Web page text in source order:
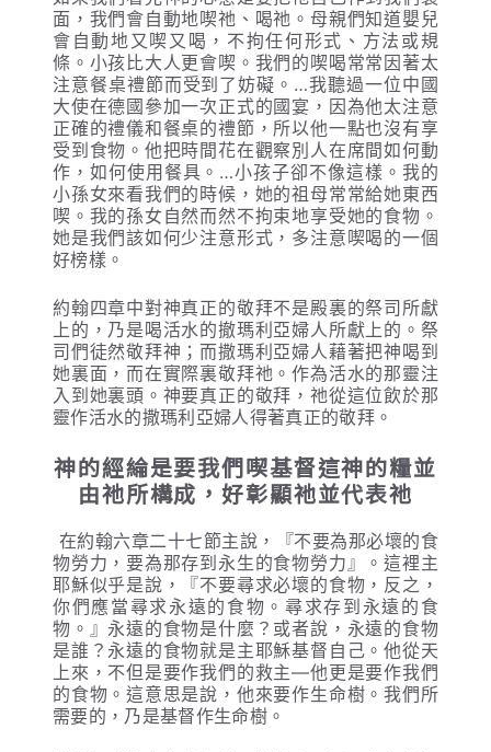
面，我們會自動地喫祂、喝祂。母親們知道嬰兒
會自動地又喫又喝，不拘任何形式、方法或規
條。小孩比大人更會喫。我們的喫喝常常因著太
注意餐桌禮節而受到了妨礙。…我聽過一位中國
大使在德國參加一次正式的國宴，因為他太注意
正確的禮儀和餐桌的禮節，所以他一點也沒有享
受到食物。他把時間花在觀察別人在席間如何動
作，如何使用餐具。…小孩子卻不像這樣。我的
小孫女來看我們的時候，她的祖母常常給她東西
喫。我的孫女自然而然不拘束地享受她的食物。
她是我們該如何少注意形式，多注意喫喝的一個
好榜樣。
約翰四章中對神真正的敬拜不是殿裏的祭司所獻
上的，乃是喝活水的撤瑪利亞婦人所獻上的。祭
司們徒然敬拜神；而撒瑪利亞婦人藉著把神喝到
她裏面，而在實際裏敬拜祂。作為活水的那靈注
入到她裏頭。神要真正的敬拜，祂從這位飲於那
靈作活水的撒瑪利亞婦人得著真正的敬拜。
神的經綸是要我們喫基督這神的糧並
由祂所構成，好彰顯祂並代表祂
在約翰六章二十七節主說，『不要為那必壞的食
物勞力，要為那存到永生的食物勞力』。這裡主
耶穌似乎是說，『不要尋求必壞的食物，反之，
你們應當尋求永遠的食物。尋求存到永遠的食
物。』永遠的食物是什麼？或者說，永遠的食物
是誰？永遠的食物就是主耶穌基督自己。他從天
上來，不但是要作我們的救主—他更是要作我們
的食物。這意思是說，他來要作生命樹。我們所
需要的，乃是基督作生命樹。